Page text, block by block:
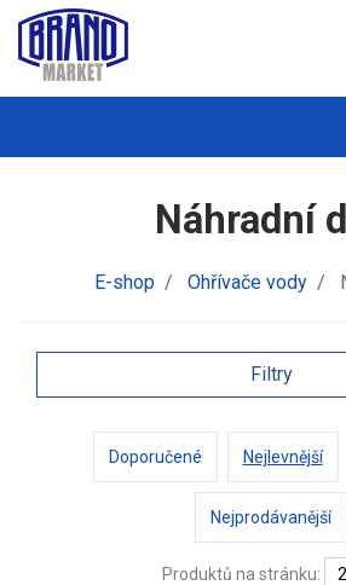
Náhradní
E-shop / Ohřívače vody /
Filtry
Doporučené Nejlevnější
Nejprodávanější
Produktů na stránku: